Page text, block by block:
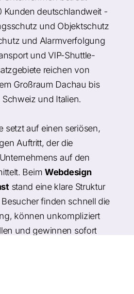
Kunden deutschlandweit -
und Objektschutz
und Alarmverfolgung
und VIP-Shuttle-
reichen von
Großraum Dachau bis
und Italien.
setzt auf einen seriösen,
Auftritt, der die
auf den
Beim Webdesign
stand eine klare Struktur
finden schnell die
können unkompliziert
und gewinnen sofort